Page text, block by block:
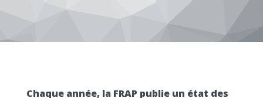
Chaque année, la FRAP publie un état des